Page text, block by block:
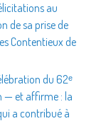
au
de sa prise de
Contentieux de
du 62ᵉ
— et affirme : la
a contribué à